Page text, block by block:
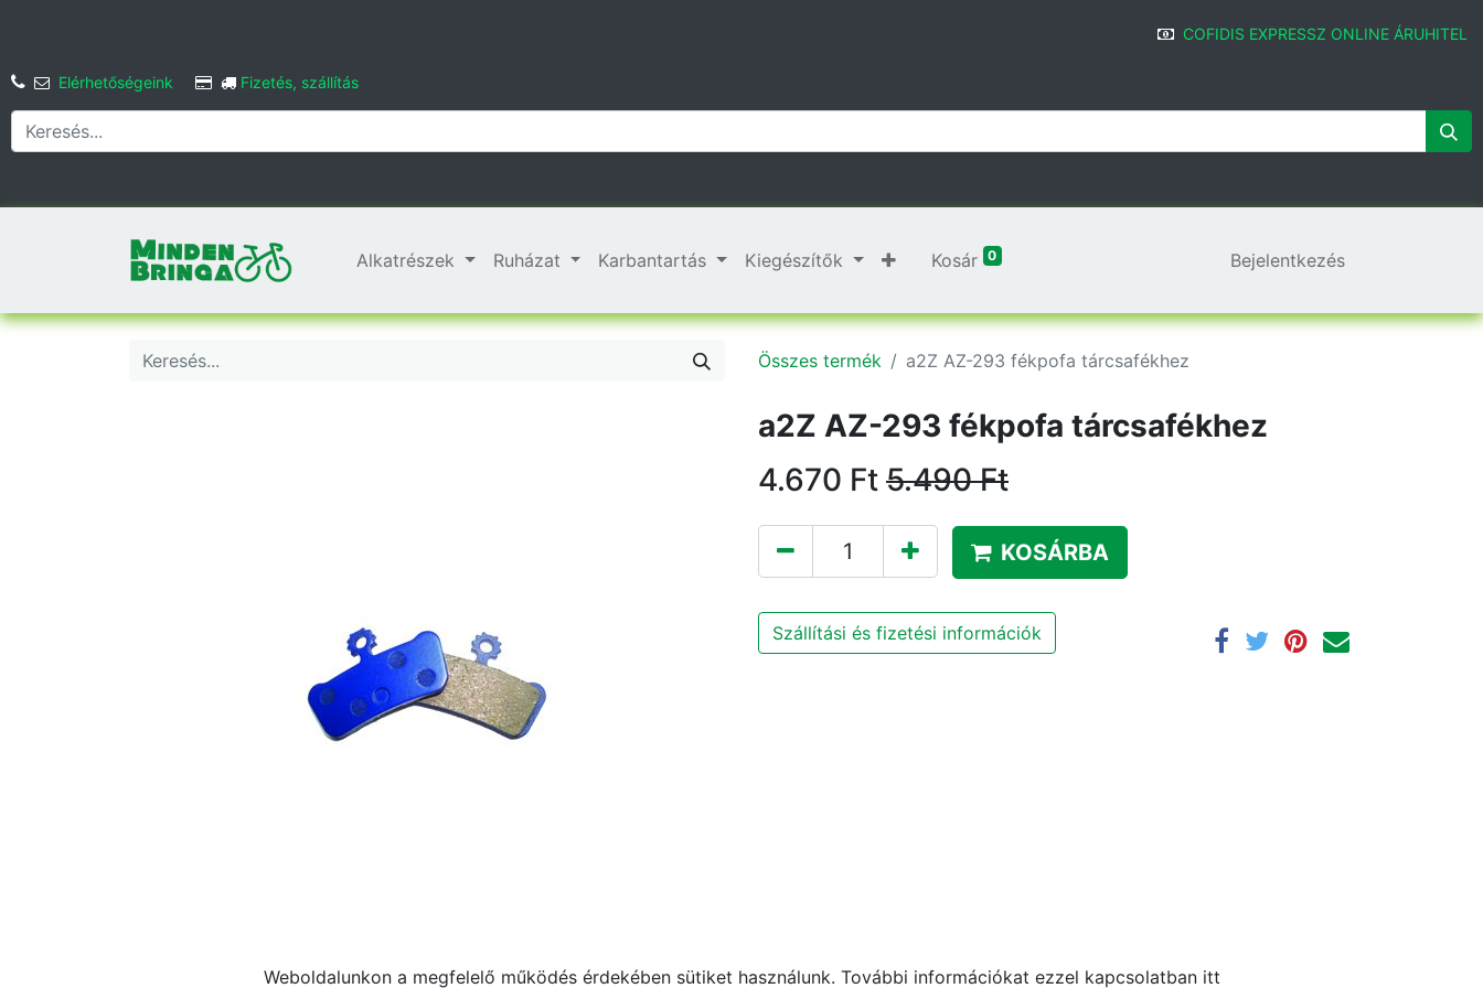
COFIDIS EXPRESSZ ONLINE ÁRUHITEL
Elérhetőségeink Fizetés, szállítás
Alkatrészek Ruházat Karbantartás Kiegészítők Kosár 0 Bejelentkezés
Összes termék a2Z AZ-293 fékpofa tárcsafékhez
a2Z AZ-293 fékpofa tárcsafékhez
4.670 Ft 5.490Ft
KOSÁRBA
Szállítási és fizetési információk
Weboldalunkon a megfelelő működés érdekében sütiket használunk. További információkat ezzel kapcsolatban itt